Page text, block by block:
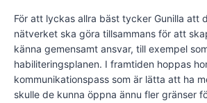
För att lyckas allra bäst tycker Gunilla att
nätverket ska göra tillsammans för att
känna gemensamt ansvar, till exempel
habiliteringsplanen. I framtiden hoppas
kommunikationspass som är lätta att ha
skulle de kunna öppna ännu fler gränser